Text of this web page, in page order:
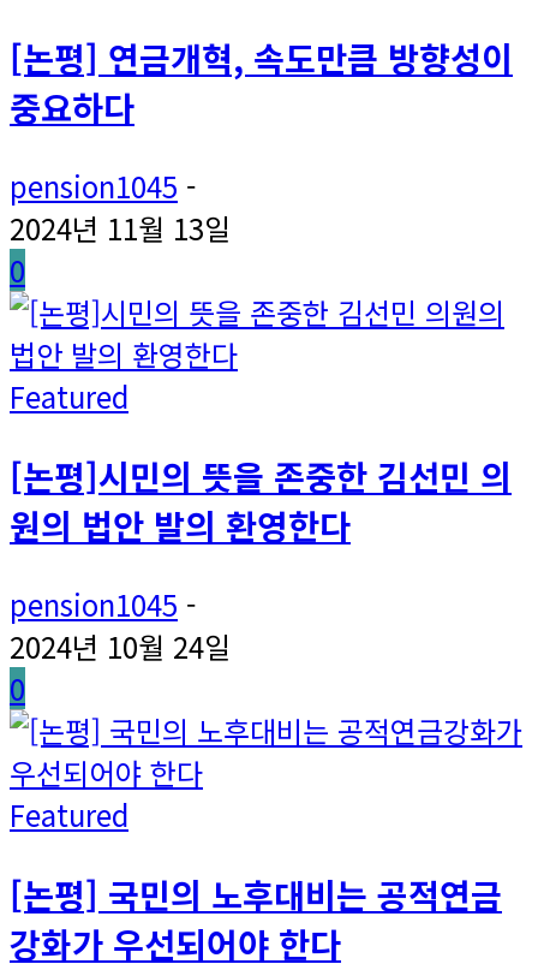
[논평] 연금개혁, 속도만큼 방향성이
중요하다
pension1045 -
2024년 11월 13일
0
Featured
[논평]시민의 뜻을 존중한 김선민 의
원의 법안 발의 환영한다
pension1045 -
2024년 10월 24일
0
Featured
[논평] 국민의 노후대비는 공적연금
강화가 우선되어야 한다